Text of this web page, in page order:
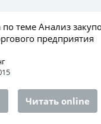
по теме Анализ
предприятия
Читать online